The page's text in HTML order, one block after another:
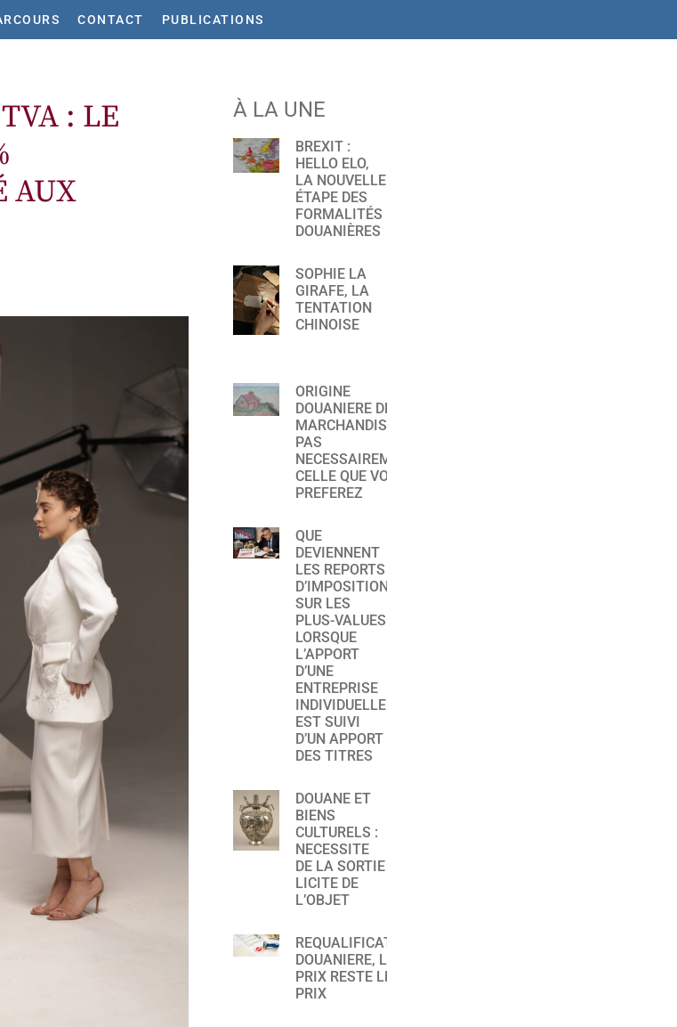
CONTACT PUBLICATIONS
: LE
AUX
À LA UNE
BREXIT :
HELLO ELO,
LA NOUVELLE
ÉTAPE DES
FORMALITÉS
DOUANIÈRES
SOPHIE LA
GIRAFE, LA
TENTATION
CHINOISE
ORIGINE
DOUANIERE DES
MARCHANDISES :
PAS
NECESSAIREMENT
CELLE QUE VOUS
PREFEREZ
QUE
DEVIENNENT
LES REPORTS
D’IMPOSITION
SUR LES
PLUS-VALUES
LORSQUE
L’APPORT
D’UNE
ENTREPRISE
INDIVIDUELLE
EST SUIVI
D’UN APPORT
DES TITRES
DOUANE ET
BIENS
CULTURELS :
NECESSITE
DE LA SORTIE
LICITE DE
L’OBJET
REQUALIFICATION
DOUANIERE, LE
PRIX RESTE LE
PRIX